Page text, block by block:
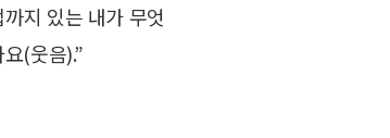
지 있는 내가 무엇
(웃음).”